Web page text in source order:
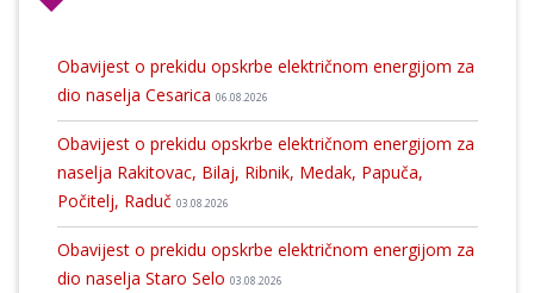
Obavijest o prekidu opskrbe električnom energijom za
dio naselja Cesarica 06.08.2026
Obavijest o prekidu opskrbe električnom energijom za
naselja Rakitovac, Bilaj, Ribnik, Medak, Papuča,
Počitelj, Raduč 03.08.2026
Obavijest o prekidu opskrbe električnom energijom za
dio naselja Staro Selo 03.08.2026